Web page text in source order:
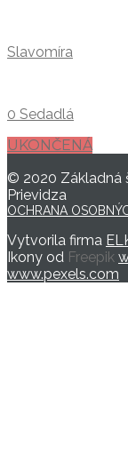
Slavomíra
0 Sedadlá
UKONČENÁ
© 2020 Základná
Prievidza
OCHRANA
Vytvorila firma
Ikony od Freepik
www.pexels.com